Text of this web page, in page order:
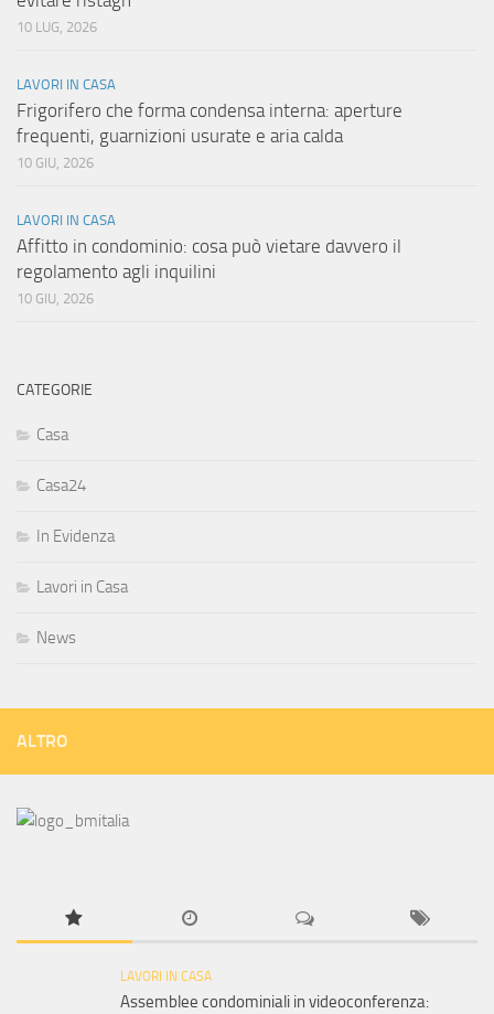
10 LUG, 2026
LAVORI IN CASA
Frigorifero che forma condensa interna: aperture
frequenti, guarnizioni usurate e aria calda
10 GIU, 2026
LAVORI IN CASA
Affitto in condominio: cosa può vietare davvero il
regolamento agli inquilini
10 GIU, 2026
CATEGORIE
Casa
Casa24
In Evidenza
Lavori in Casa
News
ALTRO
LAVORI IN CASA
Assemblee condominiali in videoconferenza: